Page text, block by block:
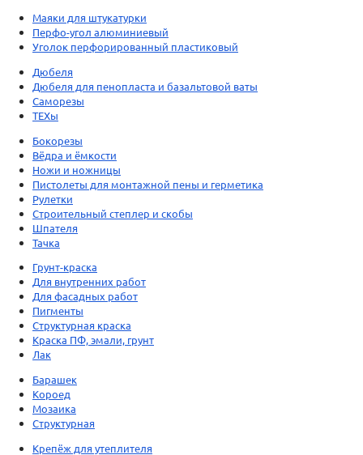
Маяки для штукатурки
Перфо-угол алюминиевый
Уголок перфорированный пластиковый
Дюбеля
Дюбеля для пенопласта и базальтовой ваты
Саморезы
ТЕХы
Бокорезы
Вёдра и ёмкости
Ножи и ножницы
Пистолеты для монтажной пены и герметика
Рулетки
Строительный степлер и скобы
Шпателя
Тачка
Грунт-краска
Для внутренних работ
Для фасадных работ
Пигменты
Структурная краска
Краска ПФ, эмали, грунт
Лак
Барашек
Короед
Мозаика
Структурная
Крепёж для утеплителя